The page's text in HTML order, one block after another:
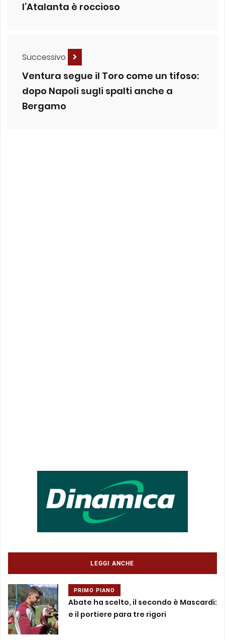
l’Atalanta è roccioso
Successivo
Ventura segue il Toro come un tifoso:
dopo Napoli sugli spalti anche a
Bergamo
LEGGI ANCHE
PRIMO PIANO
Abate ha scelto, il secondo è Mascardi:
e il portiere para tre rigori